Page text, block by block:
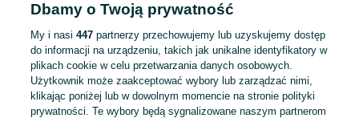
dom na wynajem dla firm,
kwatery pracownicze,
mieszkania na doby,
apartament ,noclegi ul.
janowska dla pracowników
Dąbrowa Górnicza
60 zł/za dobę
Dąbrowa Górnicza
16 lipca 2026
Dbamy o Twoją prywatność
My i nasi447 partnerzy przechowujemy lub uzyskujemy dostęp
do informacji na urządzeniu, takich jak unikalne identyfikatory w
plikach cookie w celu przetwarzania danych osobowych.
Użytkownik może zaakceptować wybory lub zarządzać nimi,
klikając poniżej lub w dowolnym momencie na stronie polityki
prywatności. Te wybory będą sygnalizowane naszym partnerom